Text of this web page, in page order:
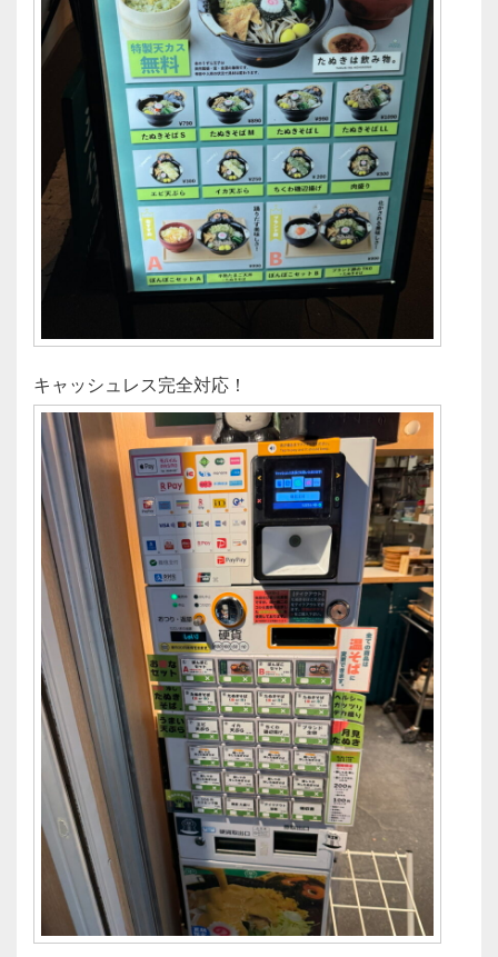
キャッシュレス完全対応！